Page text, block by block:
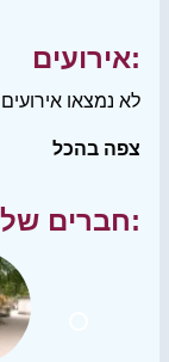
אירועים:
לא נמצאו אירועים
צפה בהכל
חברים שלי: